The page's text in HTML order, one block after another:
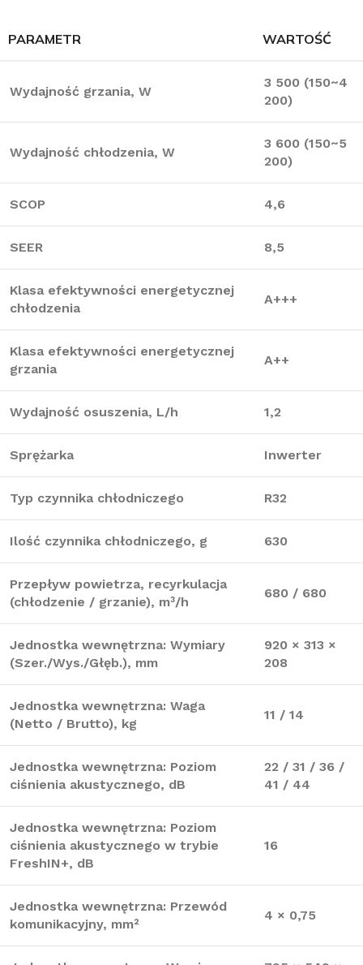
PARAMETR WARTOŚĆ
Wydajność grzania, W
3 500 (150~4
200)
Wydajność chłodzenia, W
3 600 (150~5
200)
SCOP 4,6
SEER 8,5
Klasa efektywności energetycznej
chłodzenia
A+++
Klasa efektywności energetycznej
grzania
A++
Wydajność osuszenia, L/h 1,2
Sprężarka Inwerter
Typ czynnika chłodniczego R32
Ilość czynnika chłodniczego, g 630
Przepływ powietrza, recyrkulacja
(chłodzenie / grzanie), m³/h
680 / 680
Jednostka wewnętrzna: Wymiary
(Szer./Wys./Głęb.), mm
920 × 313 ×
208
Jednostka wewnętrzna: Waga
(Netto / Brutto), kg
11 / 14
Jednostka wewnętrzna: Poziom
ciśnienia akustycznego, dB
22 / 31 / 36 /
41 / 44
Jednostka wewnętrzna: Poziom
ciśnienia akustycznego w trybie
FreshIN+, dB
16
Jednostka wewnętrzna: Przewód
komunikacyjny, mm²
4 × 0,75